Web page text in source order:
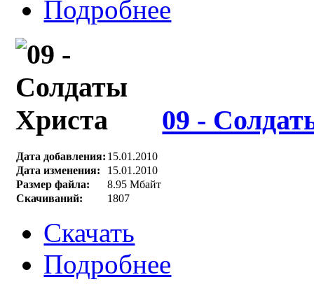
Подробнее
09 -
Дата добавления: 15.01.2010
Дата изменения:
15.01.2010
Размер файла:
8.95 Мбайт
Скачиваний:
1807
Скачать
Подробнее